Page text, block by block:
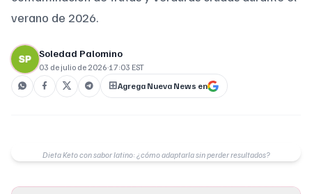
verano de 2026.
Soledad Palomino
03 de julio de 2026·17:03 EST
Agrega Nueva News en
Dieta Keto con sabor latino: ¿cómo adaptarla sin perder resultados?